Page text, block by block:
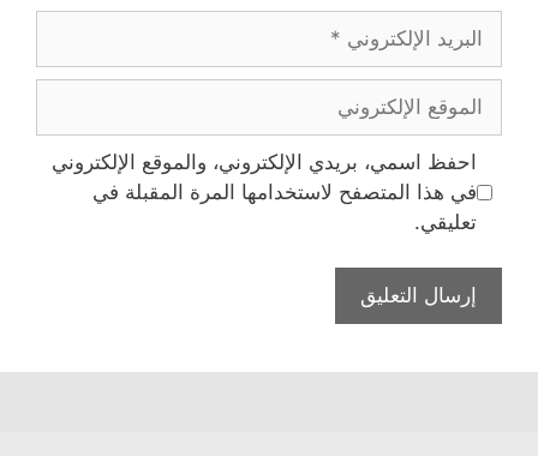
الإلكتروني
الإلكتروني
احفظ اسمي، بريدي الإلكتروني، والموقع الإلكتروني
في هذا المتصفح لاستخدامها المرة المقبلة في
تعليقي.